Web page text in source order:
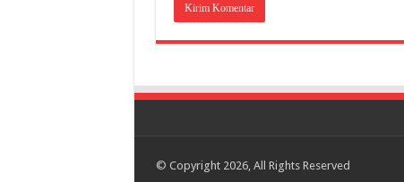
© Copyright 2026, All Rights Reserved